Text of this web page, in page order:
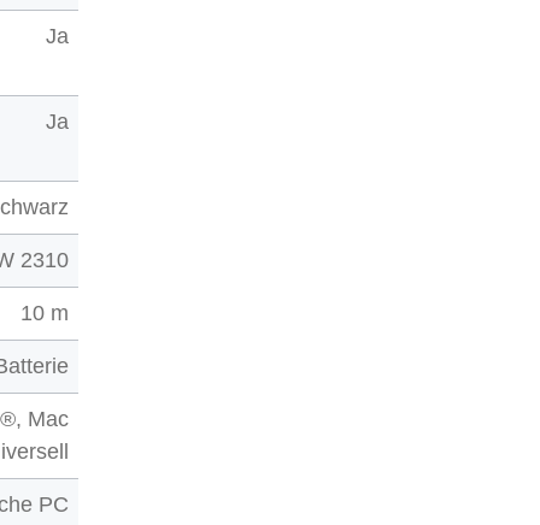
Ja
Ja
2310
10 m
Mac
PC